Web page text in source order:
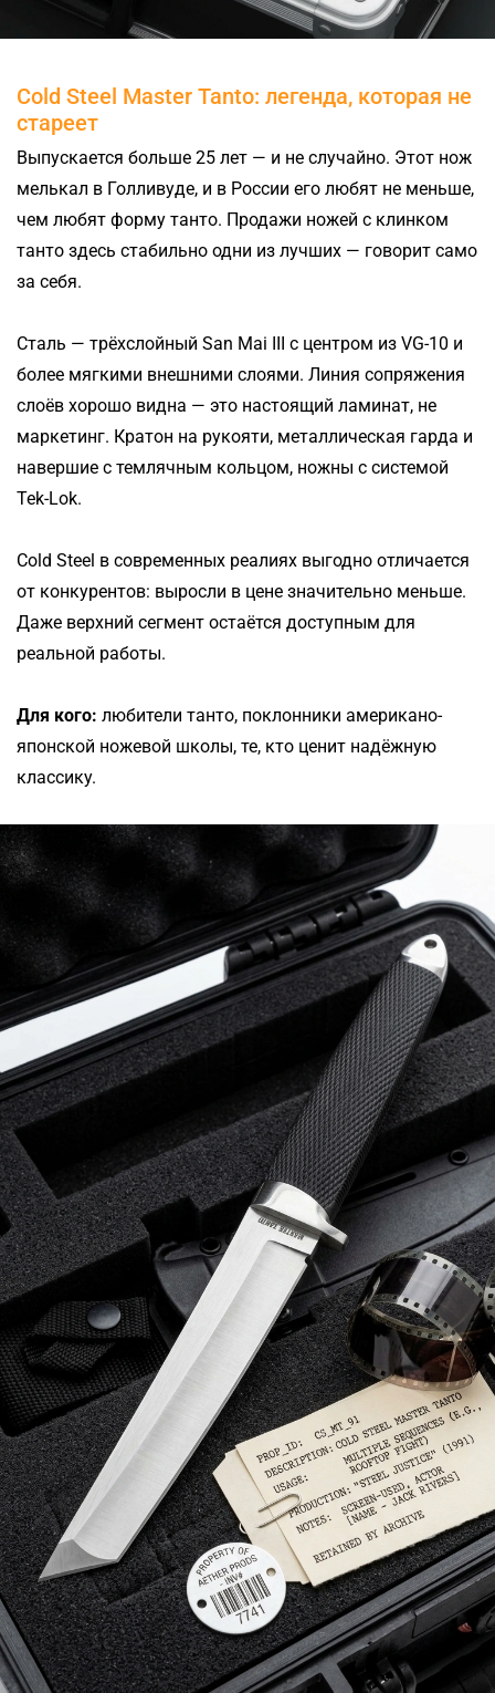
Cold Steel Master Tanto: легенда, которая не
стареет
Выпускается больше 25 лет — и не случайно. Этот нож
мелькал в Голливуде, и в России его любят не меньше,
чем любят форму танто. Продажи ножей с клинком
танто здесь стабильно одни из лучших — говорит само
за себя.
Сталь — трёхслойный San Mai III с центром из VG-10 и
более мягкими внешними слоями. Линия сопряжения
слоёв хорошо видна — это настоящий ламинат, не
маркетинг. Кратон на рукояти, металлическая гарда и
навершие с темлячным кольцом, ножны с системой
Tek-Lok.
Cold Steel в современных реалиях выгодно отличается
от конкурентов: выросли в цене значительно меньше.
Даже верхний сегмент остаётся доступным для
реальной работы.
Для кого: любители танто, поклонники американо-
японской ножевой школы, те, кто ценит надёжную
классику.